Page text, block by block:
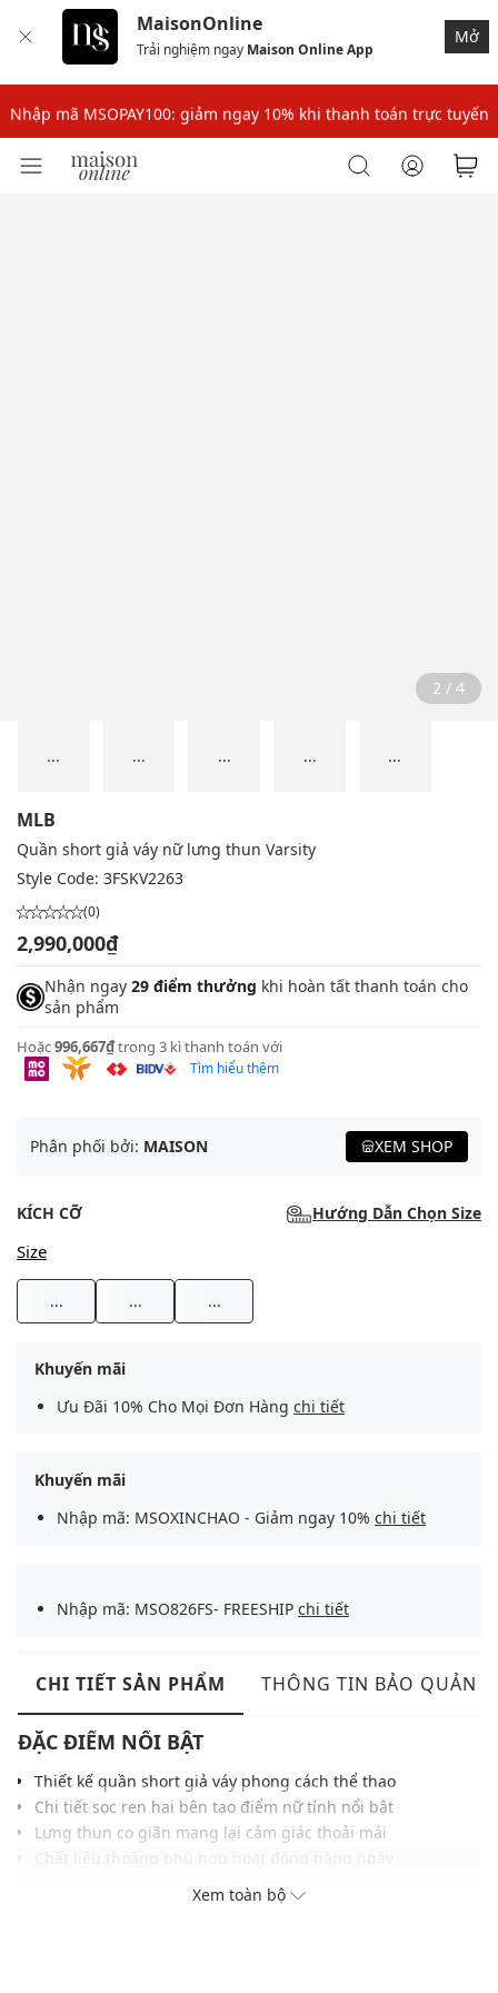
MaisonOnline
Trải nghiệm ngay Maison Online App
Mở
Nhập mã: MSOXINCHAO - Giảm 10% đơn đầu cho thành viên mới!
Nhập mã MSOPAY100: giảm ngay 10% khi thanh toán trực tuyến
Nhập mã: MSOXINCHAO - Giảm 10% đơn đầu cho thành viên mới!
2 / 4
... ... ... ... ...
MLB
Quần short giả váy nữ lưng thun Varsity
Style Code: 3FSKV2263
(0)
2,990,000₫
Nhận ngay 29 điểm thưởng khi hoàn tất thanh toán cho
sản phẩm
Hoặc996,667₫trong 3 kì thanh toán với
Tìm hiểu thêm
Phân phối bởi: MAISON XEM SHOP
KÍCH CỠ Hướng Dẫn Chọn Size
Size
... ... ...
Khuyến mãi
Ưu Đãi 10% Cho Mọi Đơn Hàng chi tiết
Khuyến mãi
Nhập mã: MSOXINCHAO - Giảm ngay 10% chi tiết
Nhập mã: MSO826FS- FREESHIP chi tiết
CHI TIẾT SẢN PHẨM THÔNG TIN BẢO QUẢN
ĐẶC ĐIỂM NỔI BẬT
Thiết kế quần short giả váy phong cách thể thao
Chi tiết sọc ren hai bên tạo điểm nữ tính nổi bật
Lưng thun co giãn mang lại cảm giác thoải mái
Logo tên đội bóng thêu tinh tế tăng nét thể thao
Phom dáng gọn gàng giúp tổng thể thêm hài hòa
Xem toàn bộ